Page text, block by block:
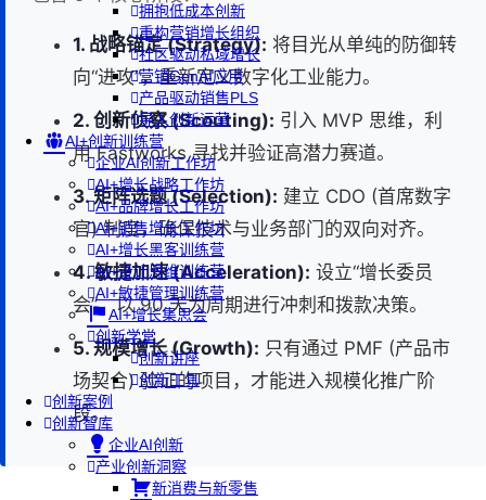
拥抱低成本创新
重构营销增长组织
社区驱动私域增长
营销GenAI应用
产品驱动销售PLS
导入创新运营
AI+创新训练营
企业AI创新工作坊
AI+增长战略工作坊
AI+品牌增长工作坊
AI+销售增长工作坊
AI+增长黑客训练营
AI+设计思维训练营
AI+敏捷管理训练营
AI+增长集思会
创新学堂
创新讲座
创新工具
创新案例
创新智库
企业AI创新
产业创新洞察
新消费与新零售
1. 战略锚定 (Strategy): 将目光从单纯的防御转
向“进攻”，重新定义数字化工业能力。
2. 创新侦察 (Scouting): 引入 MVP 思维，利
用 Fastworks 寻找并验证高潜力赛道。
3. 矩阵选题 (Selection): 建立 CDO (首席数字
官) 制度，确保技术与业务部门的双向对齐。
4. 敏捷加速 (Acceleration): 设立“增长委员
会”，以 90 天为周期进行冲刺和拨款决策。
5. 规模增长 (Growth): 只有通过 PMF (产品市
场契合) 验证的项目，才能进入规模化推广阶
段。